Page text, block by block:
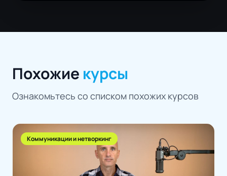
Похожие курсы
Ознакомьтесь со списком похожих курсов
Коммуникации и нетворкинг